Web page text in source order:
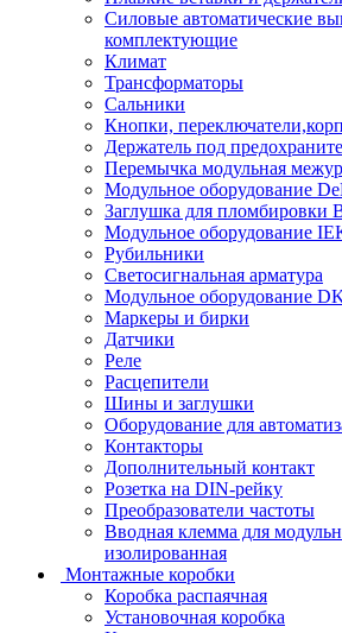
Силовые автоматические
комплектующие
Климат
Трансформаторы
Сальники
Кнопки,
Держатель под
Перемычка модульная
Модульное оборудование
Заглушка для пломбировки
Модульное оборудование
Рубильники
Светосигнальная арматура
Модульное оборудование
Маркеры и бирки
Датчики
Реле
Расцепители
Шины и заглушки
Оборудование для
Контакторы
Дополнительный контакт
Розетка на DIN-рейку
Преобразователи частоты
Вводная клемма для
изолированная
Монтажные коробки
Коробка распаячная
Установочная коробка